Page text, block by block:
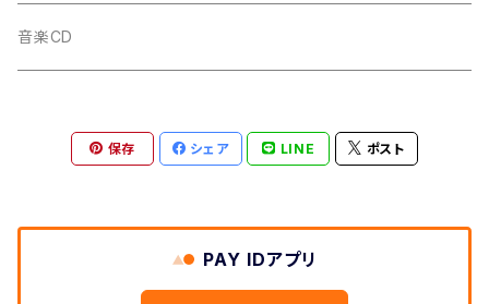
黒系
赤、ピンク系
黒系
黒系
赤、ピンク系
音楽CD
保存 シェア LINE ポスト
PAY IDアプリ